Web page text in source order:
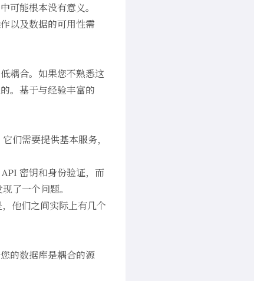
可能根本没有意义。
以及数据的可用性需
耦合。如果您不熟悉这
。基于与经验丰富的
们需要提供基本服务，
密钥和身份验证，而
了一个问题。
，他们之间实际上有几个
的数据库是耦合的源